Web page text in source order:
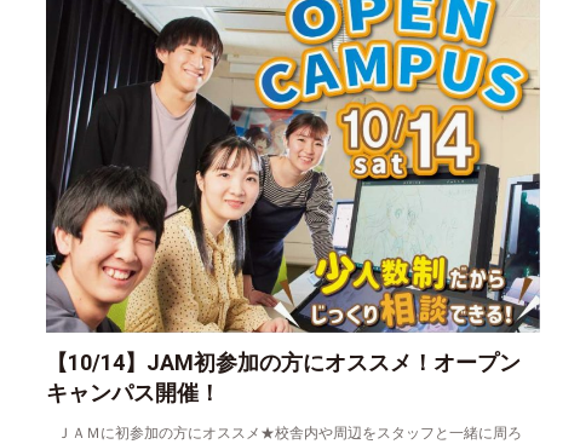
【10/14】JAM初参加の方にオススメ！オープン
キャンパス開催！
ＪＡＭに初参加の方にオススメ★校舎内や周辺をスタッフと一緒に周ろ